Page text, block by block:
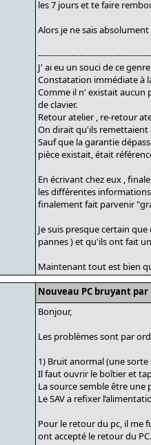
les 7 jours et te faire
Alors je ne sais
J' ai eu un souci de ce
Constatation immédiate à
Comme il n' existait aucun
de clavier.
Retour atelier , re-retour
On dirait qu'ils remettaient
Sauf que la garantie
pièce existait, était
En écrivant chez eux ,
les différentes
finalement fait parvenir
Je suis presque certain
pannes ) et qu'ils ont fait
Maintenant tout est bien
Nouveau PC bruyant
Bonjour,
Les problèmes sont par
1) Bruit anormal (une
Il faut ouvrir le boîtier et
La source semble être une
Le SAV a refixer
Pour le retour du pc, il me
ont accepté le retour du PC.